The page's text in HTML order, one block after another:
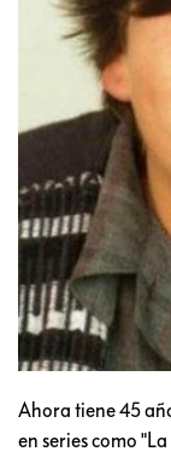
Ahora tiene 45
en series como